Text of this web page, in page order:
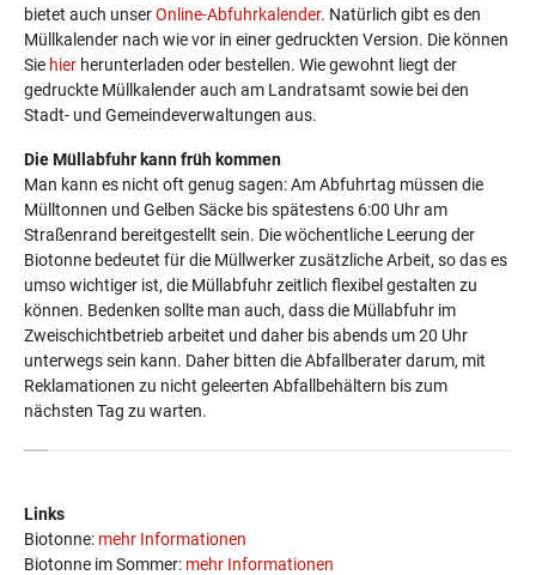
bietet auch unserOnline-Abfuhrkalender. Natürlich gibt es den
Müllkalender nach wie vor in einer gedruckten Version. Die können
Sie hier herunterladen oder bestellen. Wie gewohnt liegt der
gedruckte Müllkalender auch am Landratsamt sowie bei den
Stadt- und Gemeindeverwaltungen aus.
Die Müllabfuhr kann früh kommen
Man kann es nicht oft genug sagen: Am Abfuhrtag müssen die
Mülltonnen und Gelben Säcke bis spätestens 6:00 Uhr am
Straßenrand bereitgestellt sein. Die wöchentliche Leerung der
Biotonne bedeutet für die Müllwerker zusätzliche Arbeit, so das es
umso wichtiger ist, die Müllabfuhr zeitlich flexibel gestalten zu
können. Bedenken sollte man auch, dass die Müllabfuhr im
Zweischichtbetrieb arbeitet und daher bis abends um 20 Uhr
unterwegs sein kann. Daher bitten die Abfallberater darum, mit
Reklamationen zu nicht geleerten Abfallbehältern bis zum
nächsten Tag zu warten.
Links
Biotonne: mehr Informationen
Biotonne im Sommer: mehr Informationen